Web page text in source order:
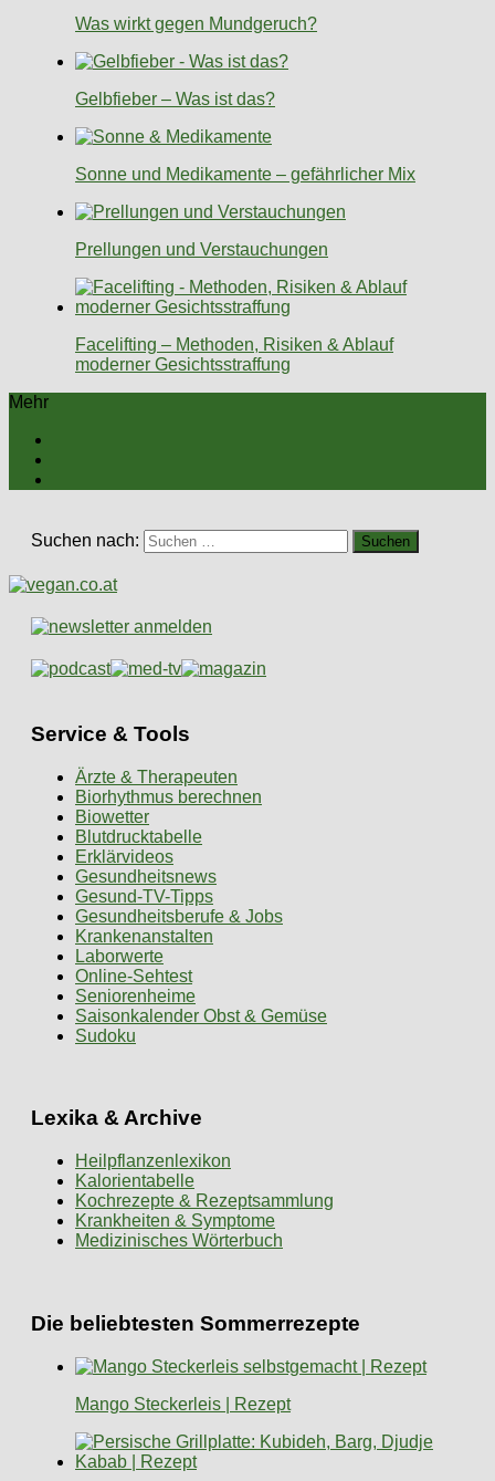
Was wirkt gegen Mundgeruch?
Gelbfieber – Was ist das?
Sonne und Medikamente – gefährlicher Mix
Prellungen und Verstauchungen
Facelifting – Methoden, Risiken & Ablauf
moderner Gesichtsstraffung
Mehr
Suchen nach:
Service & Tools
Ärzte & Therapeuten
Biorhythmus berechnen
Biowetter
Blutdrucktabelle
Erklärvideos
Gesundheitsnews
Gesund-TV-Tipps
Gesundheitsberufe & Jobs
Krankenanstalten
Laborwerte
Online-Sehtest
Seniorenheime
Saisonkalender Obst & Gemüse
Sudoku
Lexika & Archive
Heilpflanzenlexikon
Kalorientabelle
Kochrezepte & Rezeptsammlung
Krankheiten & Symptome
Medizinisches Wörterbuch
Die beliebtesten Sommerrezepte
Mango Steckerleis | Rezept